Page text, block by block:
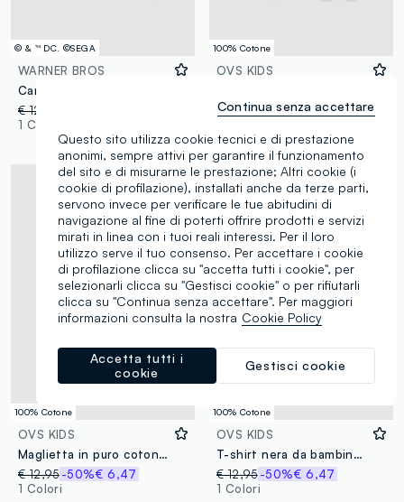
© & ™ DC. ©SEGA
WARNER BROS
€ 12,95
1 Colori
100% Cotone
OVS KIDS
€ 12,95-50%€ 6,47
100% Cotone
OVS KIDS
Maglietta in puro cotone azzurra da bambino regular fit con Sonic
€ 12,95-50%€ 6,47
1 Colori
100% Cotone
OVS KIDS
T-shirt nera da bambino in puro cotone con stampa Sonic
€ 12,95 -50%€ 6,47
1 Colori
Questo sito utilizza cookie tecnici e di prestazione
anonimi, sempre attivi per garantire il funzionamento
del sito e di misurarne le prestazione; Altri cookie (i
cookie di profilazione), installati anche da terze parti,
servono invece per verificare le tue abitudini di
navigazione al fine di poterti offrire prodotti e servizi
mirati in linea con i tuoi reali interessi. Per il loro
utilizzo serve il tuo consenso. Per accettare i cookie
di profilazione clicca su "accetta tutti i cookie", per
selezionarli clicca su "Gestisci cookie" o per rifiutarli
clicca su "Continua senza accettare". Per maggiori
informazioni consulta la nostra Cookie Policy
Gestisci cookie
Accetta tutti i
cookie
Continua senza accettare